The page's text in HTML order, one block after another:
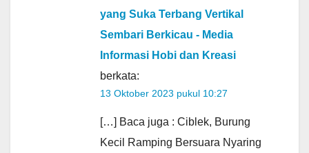
yang Suka Terbang Vertikal
Sembari Berkicau - Media
Informasi Hobi dan Kreasi
berkata:
13 Oktober 2023 pukul 10:27
[…] Baca juga : Ciblek, Burung
Kecil Ramping Bersuara Nyaring